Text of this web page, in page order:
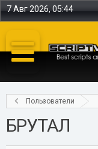
7 Авг 2026, 05:44
Пользователи
БРУТАЛ